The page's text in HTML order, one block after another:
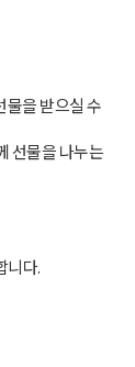
물을 받으실 수
선물을 나누는
니다.